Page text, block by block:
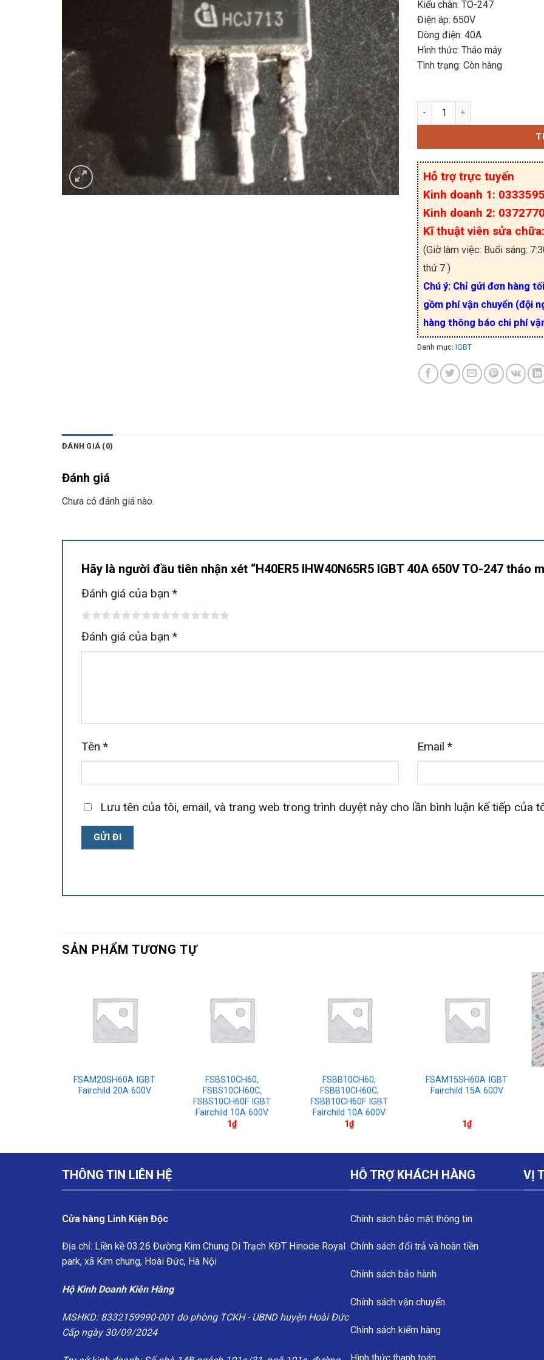
Kiểu chân: TO-247
Điện áp: 650V
Dòng điện: 40A
Hình thức: Tháo máy
Tình trạng: Còn hàng
H40ER5 IHW40N65R5
Hỗ trợ trực tuyến
Kinh doanh 1:
Kinh doanh 2:
Kĩ thuật viên sửa
(Giờ làm việc: Buổi sáng:
thứ 7 )
Chú ý: Chỉ gửi đơn hàng
gồm phí vận chuyển (đội
hàng thông báo chi phí
Danh mục: IGBT
ĐÁNH GIÁ (0)
Đánh giá
Chưa có đánh giá nào.
Hãy là người đầu tiên nhận xét “H40ER5 IHW40N65R5 IGBT 40A 650V TO-247 tháo
Đánh giá của bạn *
Đánh giá của bạn *
Tên * Email *
Lưu tên của tôi, email, và trang web trong trình duyệt này cho lần bình luận kế tiếp của
SẢN PHẨM TƯƠNG TỰ
FSAM20SH60A IGBT
Fairchild 20A 600V
FSBS10CH60,
FSBS10CH60C,
FSBS10CH60F IGBT
Fairchild 10A 600V
1₫
FSBB10CH60,
FSBB10CH60C,
FSBB10CH60F IGBT
Fairchild 10A 600V
1₫
FSAM15SH60A IGBT
Fairchild 15A 600V
1₫
THÔNG TIN LIÊN HỆ
Cửa hàng Linh Kiện Độc
Địa chỉ: Liền kề 03.26 Đường Kim Chung Di Trạch KĐT Hinode Royal
park, xã Kim chung, Hoài Đức, Hà Nội
Hộ Kinh Doanh Kiên Hằng
MSHKD: 8332159990-001 do phòng TCKH - UBND huyện Hoài Đức
Cấp ngày 30/09/2024
HỖ TRỢ KHÁCH HÀNG
Chính sách bảo mật thông tin
Chính sách đổi trả và hoàn tiền
Chính sách bảo hành
Chính sách vận chuyển
Chính sách kiểm hàng
Hình thức thanh toán
VỊ